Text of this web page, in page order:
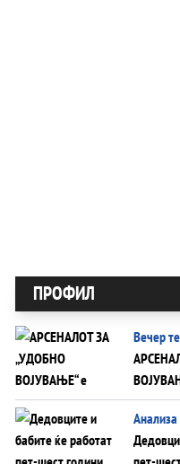
ПРОФИЛ
Вечер
Анализа